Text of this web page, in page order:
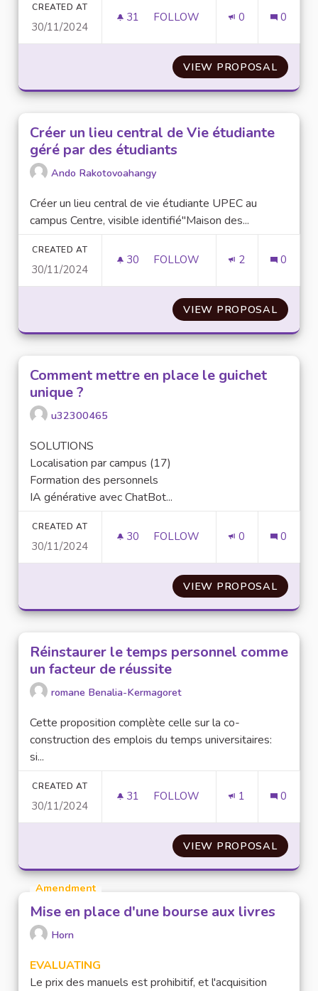
CREATED AT
30/11/2024
31 31 FOLLOWERS
FOLLOW 0 0
VIEW PROPOSAL
Créer un lieu central de Vie étudiante
géré par des étudiants
Ando Rakotovoahangy
Créer un lieu central de vie étudiante UPEC au
campus Centre, visible identifié"Maison des...
CREATED AT
30/11/2024
30 30 FOLLOWERS
FOLLOW 2 0
VIEW PROPOSAL
Comment mettre en place le guichet
unique ?
u32300465
SOLUTIONS
Localisation par campus (17)
Formation des personnels
IA générative avec ChatBot...
CREATED AT
30/11/2024
30 30 FOLLOWERS
FOLLOW 0 0
VIEW PROPOSAL
Réinstaurer le temps personnel comme
un facteur de réussite
romane Benalia-Kermagoret
Cette proposition complète celle sur la co-
construction des emplois du temps universitaires:
si...
CREATED AT
30/11/2024
31 31 FOLLOWERS
FOLLOW 1 0
VIEW PROPOSAL
Amendment
Mise en place d'une bourse aux livres
Horn
EVALUATING
Le prix des manuels est prohibitif, et l'acquisition